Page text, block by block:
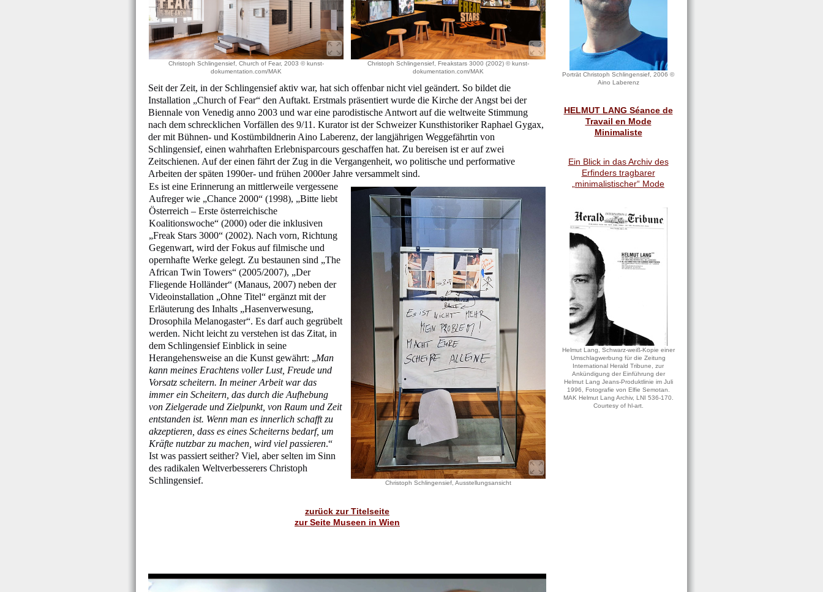
Porträt Christoph Schlingensief, 2006 ©
Aino Laberenz
HELMUT LANG Séance de
Travail en Mode
Minimaliste
Ein Blick in das Archiv des
Erfinders tragbarer
„minimalistischer“ Mode
Helmut Lang, Schwarz-weiß-Kopie einer
Umschlagwerbung für die Zeitung
International Herald Tribune, zur
Ankündigung der Einführung der
Helmut Lang Jeans-Produktlinie im Juli
1996, Fotografie von Elfie Semotan.
MAK Helmut Lang Archiv, LNI 536-170.
Courtesy of hl-art.
Christoph Schlingensief, Church of Fear, 2003 © kunst-
dokumentation.com/MAK
Christoph Schlingensief, Freakstars 3000 (2002) © kunst-
dokumentation.com/MAK
Seit der Zeit, in der Schlingensief aktiv war, hat sich offenbar nicht viel geändert. So bildet die
Installation „Church of Fear“ den Auftakt. Erstmals präsentiert wurde die Kirche der Angst bei der
Biennale von Venedig anno 2003 und war eine parodistische Antwort auf die weltweite Stimmung
nach dem schrecklichen Vorfällen des 9/11. Kurator ist der Schweizer Kunsthistoriker Raphael Gygax,
der mit Bühnen- und Kostümbildnerin Aino Laberenz, der langjährigen Weggefährtin von
Schlingensief, einen wahrhaften Erlebnisparcours geschaffen hat. Zu bereisen ist er auf zwei
Zeitschienen. Auf der einen fährt der Zug in die Vergangenheit, wo politische und performative
Arbeiten der späten 1990er- und frühen 2000er Jahre versammelt sind.
Es ist eine Erinnerung an mittlerweile vergessene
Aufreger wie „Chance 2000“ (1998), „Bitte liebt
Österreich – Erste österreichische
Koalitionswoche“ (2000) oder die inklusiven
„Freak Stars 3000“ (2002). Nach vorn, Richtung
Gegenwart, wird der Fokus auf filmische und
opernhafte Werke gelegt. Zu bestaunen sind „The
African Twin Towers“ (2005/2007), „Der
Fliegende Holländer“ (Manaus, 2007) neben der
Videoinstallation „Ohne Titel“ ergänzt mit der
Erläuterung des Inhalts „Hasenverwesung,
Drosophila Melanogaster“. Es darf auch gegrübelt
werden. Nicht leicht zu verstehen ist das Zitat, in
dem Schlingensief Einblick in seine
Herangehensweise an die Kunst gewährt: „Man
kann meines Erachtens voller Lust, Freude und
Vorsatz scheitern. In meiner Arbeit war das
immer ein Scheitern, das durch die Aufhebung
von Zielgerade und Zielpunkt, von Raum und Zeit
entstanden ist. Wenn man es innerlich schafft zu
akzeptieren, dass es eines Scheiterns bedarf, um
Kräfte nutzbar zu machen, wird viel passieren.“
Ist was passiert seither? Viel, aber selten im Sinn
des radikalen Weltverbesserers Christoph
Schlingensief.
Christoph Schlingensief, Ausstellungsansicht
zurück zur Titelseite
zur Seite Museen in Wien